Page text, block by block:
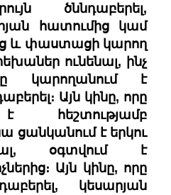
ծննդաբերել,
հատումից կամ
և փաստացի կարող
ունենալ, ինչ
կարողանում է
Այն կինը, որը
հեշտությամբ
ցանկանում է երկու
օգտվում է
Այն կինը, որը
կեսարյան